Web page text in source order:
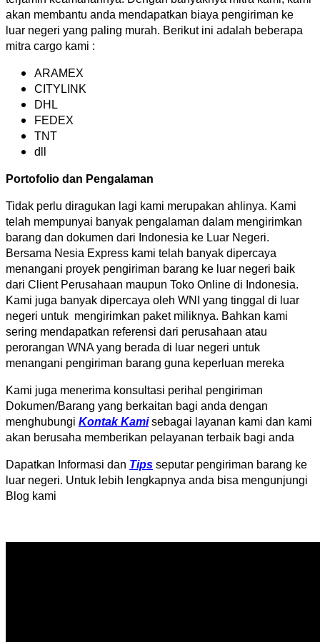
akan membantu anda mendapatkan biaya pengiriman ke
luar negeri yang paling murah. Berikut ini adalah beberapa
mitra cargo kami :
ARAMEX
CITYLINK
DHL
FEDEX
TNT
dll
Portofolio dan Pengalaman
Tidak perlu diragukan lagi kami merupakan ahlinya. Kami
telah mempunyai banyak pengalaman dalam mengirimkan
barang dan dokumen dari Indonesia ke Luar Negeri.
Bersama Nesia Express kami telah banyak dipercaya
menangani proyek pengiriman barang ke luar negeri baik
dari Client Perusahaan maupun Toko Online di Indonesia.
Kami juga banyak dipercaya oleh WNI yang tinggal di luar
negeri untuk mengirimkan paket miliknya. Bahkan kami
sering mendapatkan referensi dari perusahaan atau
perorangan WNA yang berada di luar negeri untuk
menangani pengiriman barang guna keperluan mereka
Kami juga menerima konsultasi perihal pengiriman
Dokumen/Barang yang berkaitan bagi anda dengan
menghubungi Kontak Kamisebagai layanan kami dan kami
akan berusaha memberikan pelayanan terbaik bagi anda
Dapatkan Informasi dan Tips seputar pengiriman barang ke
luar negeri. Untuk lebih lengkapnya anda bisa mengunjungi
Blog kami